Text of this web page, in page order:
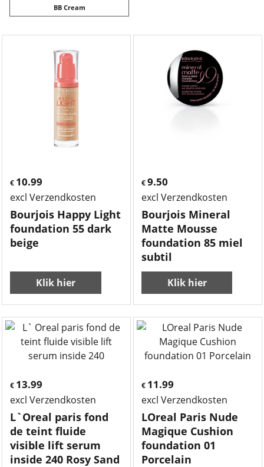
BB Cream
€ 10.99
excl Verzendkosten
Bourjois Happy Light
foundation 55 dark
beige
Klik hier
€9.50
excl Verzendkosten
Bourjois Mineral
Matte Mousse
foundation 85 miel
subtil
Klik hier
€ 13.99
excl Verzendkosten
L`Oreal paris fond
de teint fluide
visible lift serum
inside 240 Rosy Sand
€ 11.99
excl Verzendkosten
LOreal Paris Nude
Magique Cushion
foundation 01
Porcelain